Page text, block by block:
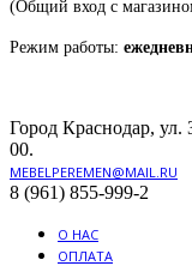
(Общий вход с
Режим работы:
Город Краснодар, ул.
00.
MEBELPEREMEN@MAIL.RU
8 (961) 855-999-2
О НАС
ОПЛАТА